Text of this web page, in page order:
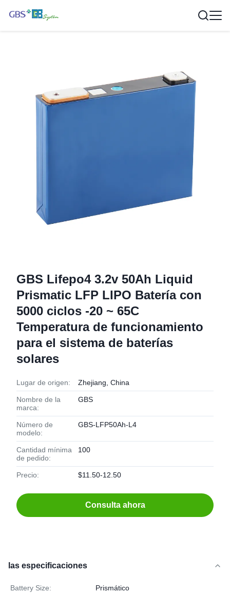
GBS Lifepo4 3.2v 50Ah Liquid
Prismatic LFP LIPO Batería con
5000 ciclos -20 ~ 65C
Temperatura de funcionamiento
para el sistema de baterías
solares
Lugar de origen: Zhejiang, China
Nombre de la
marca:
GBS
Número de
modelo:
GBS-LFP50Ah-L4
Cantidad mínima
de pedido:
100
Precio: $11.50-12.50
Consulta ahora
las especificaciones
Battery Size: Prismático